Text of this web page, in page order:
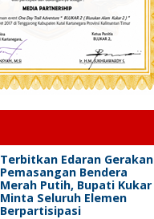
Terbitkan Edaran Gerakan
Pemasangan Bendera
Merah Putih, Bupati Kukar
Minta Seluruh Elemen
Berpartisipasi